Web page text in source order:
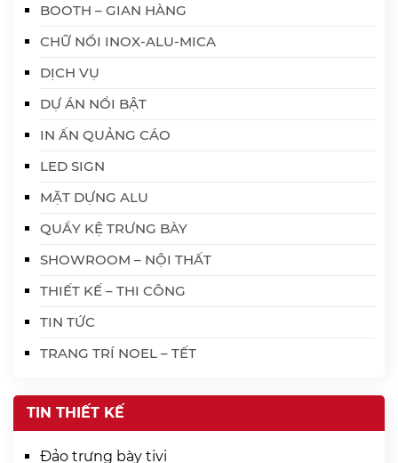
BOOTH – GIAN HÀNG
CHỮ NỔI INOX-ALU-MICA
DỊCH VỤ
DỰ ÁN NỔI BẬT
IN ẤN QUẢNG CÁO
LED SIGN
MẶT DỰNG ALU
QUẦY KỆ TRƯNG BÀY
SHOWROOM – NỘI THẤT
THIẾT KẾ – THI CÔNG
TIN TỨC
TRANG TRÍ NOEL – TẾT
TIN THIẾT KẾ
Đảo trưng bày tivi